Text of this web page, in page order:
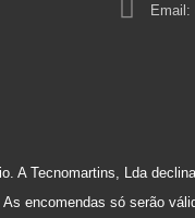
Email:
A Tecnomartins, Lda
As encomendas só serão